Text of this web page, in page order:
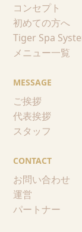
コンセプト
初めての方へ
Tiger Spa
メニュー一覧
MESSAGE
ご挨拶
代表挨拶
スタッフ
CONTACT
お問い合わせ
運営
パートナー